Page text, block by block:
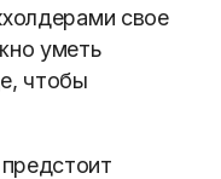
свое
уметь
чтобы